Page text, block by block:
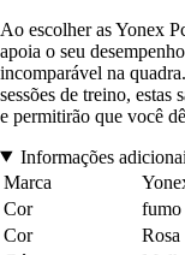
Ao escolher as Yonex
apoia o seu
incomparável na
sessões de treino, estas
e permitirão que você
Informações
Marca
Cor
fumo
Cor
Rosa